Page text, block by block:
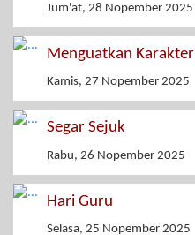
Jum'at, 28 Nopember 2025
Menguatkan Karakter
Kamis, 27 Nopember 2025
Segar Sejuk
Rabu, 26 Nopember 2025
Hari Guru
Selasa, 25 Nopember 2025